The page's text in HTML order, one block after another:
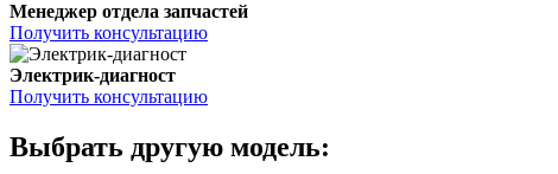
Менеджер отдела запчастей
Получить консультацию
Электрик-диагност
Получить консультацию
Выбрать другую модель: